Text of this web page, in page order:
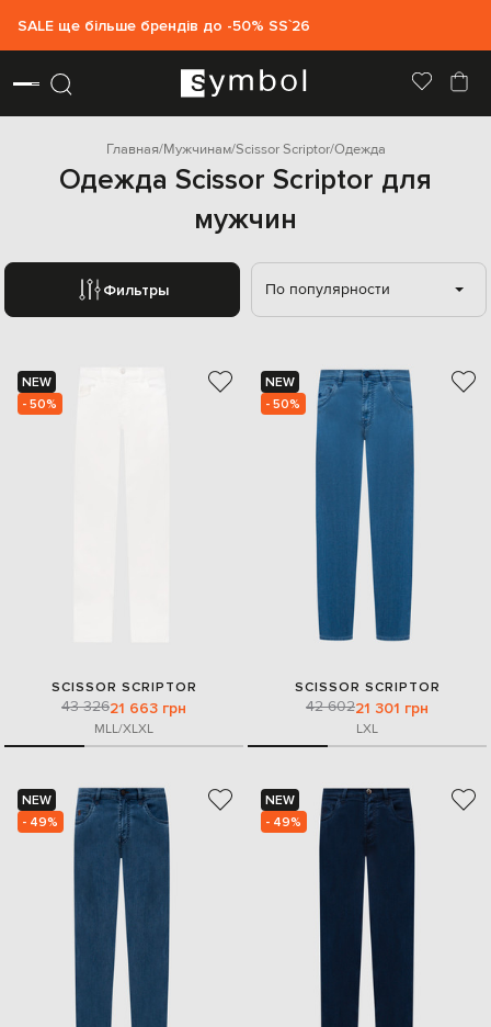
SALE ще більше брендів до -50% SS`26
Главная Мужчинам Scissor Scriptor Одежда
Одежда Scissor Scriptor для
мужчин
Фильтры По популярности
NEW
- 50%
SCISSOR SCRIPTOR
43 32621 663 грн
MLL/XLXL
NEW
- 50%
SCISSOR SCRIPTOR
42 60221 301 грн
LXL
NEW
- 49%
NEW
- 49%